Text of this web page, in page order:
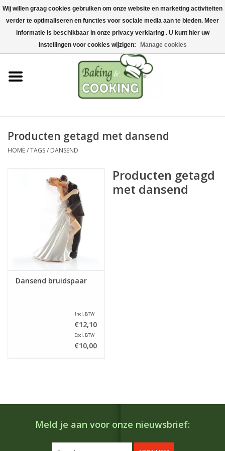
Home
Bak-& kookgerei
Machines & onderdelen
Chocolade & ijsbereiding
Hygiëne & opslag
Grondstoffen & Presentatie
Producten getagd met dansend
HOME/TAGS/ DANSEND
Dansend bruidspaar
Incl. BTW
€12,10
Excl. BTW
€10,00
Producten getagd
met dansend
Meld je aan voor onze nieuwsbrief:
Wij willen graag cookies gebruiken om onze website en marketing activiteiten
verder te optimaliseren en functies voor sociale media aan te bieden. Meer
informatie is beschikbaar in onze privacy verklaring . U kunt hier uw
instellingen voor cookies wijzigen:
Manage cookies